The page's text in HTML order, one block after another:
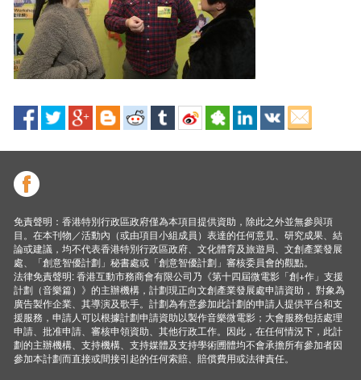
免責聲明：香港特別行政區政府僅為本項目提供資助，除此之外並無參與項
目。在本刊物／活動內（或由項目小組成員）表達的任何意見、研究成果、結
論或建議，均不代表香港特別行政區政府、文化體育及旅遊局、文創產業發展
處、「創意智優計劃」秘書處或「創意智優計劃」審核委員會的觀點。
法律免責聲明: 香港互動市務商會有限公司乃《第十四屆微電影「創+作」支援
計劃（音樂篇）》的主辦機構，計劃現正向文創產業發展處申請資助， 對象為
廣告製作企業、其導演及歌手。計劃為有意參加此計劃的申請人提供平台和支
援服務，申請人可以根據計劃申請資助以製作音樂微電影；大會服務包括處理
申請、批准申請、審核申領資助、其他行政工作。因此，在任何情況下，此計
劃的主辦機構、支持機構、支持媒體及支持學術圑體均不會承擔所有參加者因
參加本計劃而直接或間接引起的任何索賠、賠償費用或法律責任。